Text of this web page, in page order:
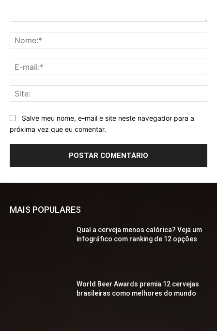
Salve meu nome, e-mail e site neste navegador para a
próxima vez que eu comentar.
MAIS POPULARES
Qual a cerveja menos calórica? Veja um
infográfico com ranking de 12 opções
World Beer Awards premia 12 cervejas
brasileiras como melhores do mundo